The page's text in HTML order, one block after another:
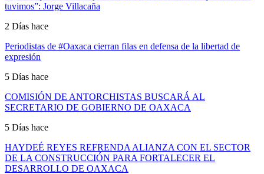
tuvimos”: Jorge Villacaña
2 Días hace
Periodistas de #Oaxaca cierran filas en defensa de la libertad de
expresión
5 Días hace
COMISIÓN DE ANTORCHISTAS BUSCARÁ AL
SECRETARIO DE GOBIERNO DE OAXACA
5 Días hace
HAYDEÉ REYES REFRENDA ALIANZA CON EL SECTOR
DE LA CONSTRUCCIÓN PARA FORTALECER EL
DESARROLLO DE OAXACA